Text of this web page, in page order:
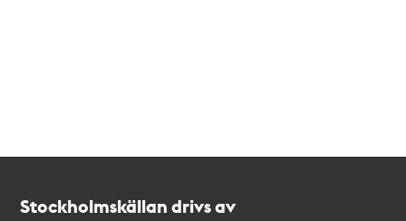
Stockholmskällan drivs av